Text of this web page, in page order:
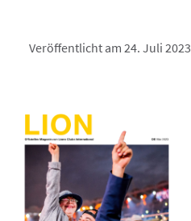
Veröffentlicht am 24. Juli 2023